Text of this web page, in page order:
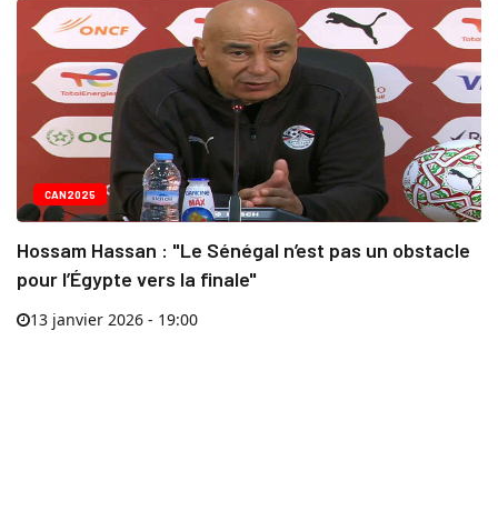
CAN2025
Hossam Hassan : "Le Sénégal n’est pas un obstacle
pour l’Égypte vers la finale"
13 janvier 2026 - 19:00